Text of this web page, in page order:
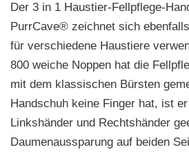
Der 3 in 1 Haustier-Fellpflege-
PurrCave® zeichnet sich
für verschiedene Haustiere
800 weiche Noppen hat die
mit dem klassischen Bürsten
Handschuh keine Finger hat, ist
Linkshänder und Rechtshänder
Daumenaussparung auf beiden